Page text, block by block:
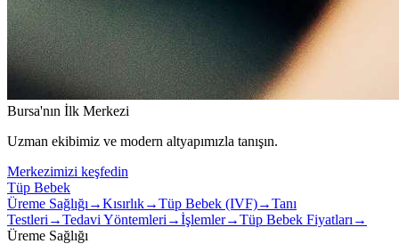
Bursa'nın İlk Merkezi
Uzman ekibimiz ve modern altyapımızla tanışın.
Merkezimizi keşfedin
Tüp Bebek
Üreme Sağlığı →Kısırlık→Tüp Bebek (IVF)→Tanı
Testleri →Tedavi Yöntemleri →İşlemler→Tüp Bebek Fiyatları →
Üreme Sağlığı